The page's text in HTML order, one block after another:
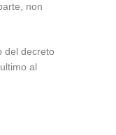
non
del decreto
al